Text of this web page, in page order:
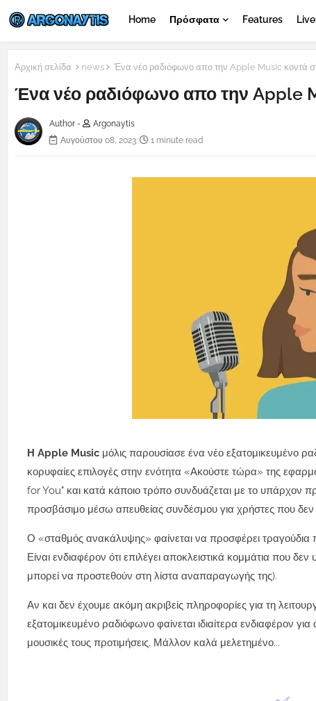
Home Πρόσφατα Features
Αρχική σελίδα news Ένα νέο ραδιόφωνο απο την Apple Music κοντά
Ένα νέο ραδιόφωνο απο την Apple
Author -
Argonaytis
Αυγούστου 08, 2023
1 minute read
Η Apple Music μόλις παρουσίασε ένα νέο εξατομικευμένο
κορυφαίες επιλογές στην ενότητα «Ακούστε τώρα» της
for You" και κατά κάποιο τρόπο συνδυάζεται με το υπάρχον
προσβάσιμο μέσω απευθείας συνδέσμου για χρήστες που
Ο «σταθμός ανακάλυψης» φαίνεται να προσφέρει τραγούδια
Είναι ενδιαφέρον ότι επιλέγει αποκλειστικά κομμάτια που
μπορεί να προστεθούν στη λίστα αναπαραγωγής της).
Αν και δεν έχουμε ακόμη ακριβείς πληροφορίες για τη
εξατομικευμένο ραδιόφωνο φαίνεται ιδιαίτερα ενδιαφέρον
μουσικές τους προτιμήσεις. Μάλλον καλά μελετημένο...